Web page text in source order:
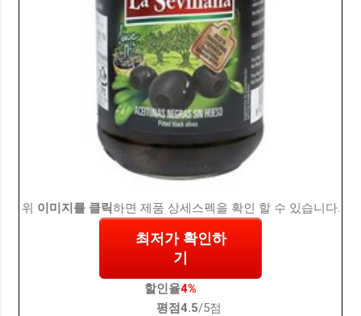
위 이미지를 클릭하면 제품 상세스펙을 확인 할 수 있습니다.
최저가 확인하
기
할인율4%
평점4.5/5점